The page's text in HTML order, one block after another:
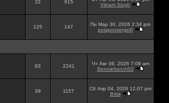
22 615
Vikram Singh
125 147
Пн Мар 30, 2026 2:34 pm
potapovsergei0
83 2241
Чт Авг 06, 2026 7:09 am
Benniehench03
39 1157
Сб Апр 04, 2026 12:07 pm
Brisk